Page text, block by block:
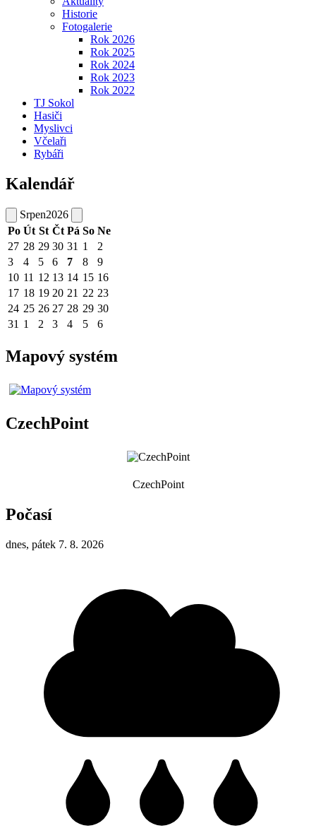
Historie
Fotogalerie
Rok 2026
Rok 2025
Rok 2024
Rok 2023
Rok 2022
TJ Sokol
Hasiči
Myslivci
Včelaři
Rybáři
Kalendář
Srpen2026
Po Út St Čt Pá So Ne
27 28 29 30 31 1
2
3
4 5 6 7 8
9
10 11 12 13 14 15 16
17 18 19 20 21 22 23
24 25 26 27 28 29 30
31 1 2 3 4 5 6
Mapový systém
CzechPoint
CzechPoint
Počasí
dnes, pátek 7. 8. 2026